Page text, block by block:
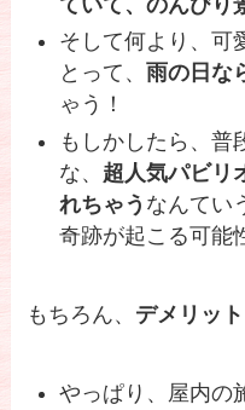
そして何より、可
とって、 雨の日な
ゃう！
もしかしたら、普
な、 超人気パビリ
れちゃう なんてい
奇跡が起こる可能
もちろん、 デメリット
やっぱり、屋内の